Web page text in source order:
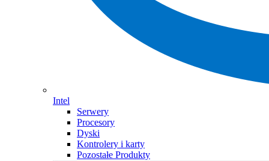
Intel
Serwery
Procesory
Dyski
Kontrolery i karty
Pozostałe Produkty